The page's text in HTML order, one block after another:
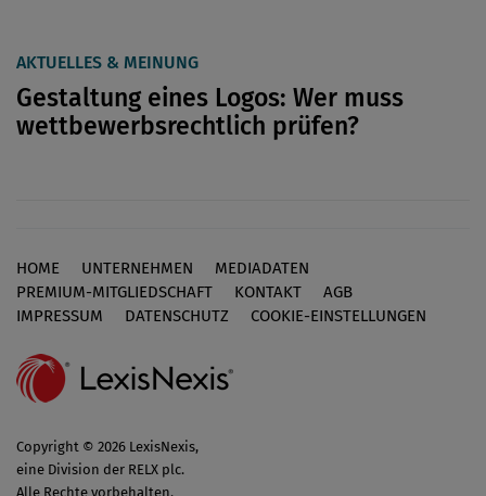
AKTUELLES & MEINUNG
Gestaltung eines Logos: Wer muss
wettbewerbsrechtlich prüfen?
Footer
HOME UNTERNEHMEN
MEDIADATEN
PREMIUM-MITGLIEDSCHAFT
KONTAKT
AGB
IMPRESSUM
DATENSCHUTZ COOKIE-EINSTELLUNGEN
Copyright © 2026 LexisNexis,
eine Division der RELX plc.
Alle Rechte vorbehalten.